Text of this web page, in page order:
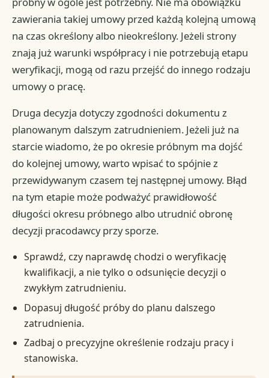
zawierania takiej umowy przed każdą kolejną umową
na czas określony albo nieokreślony. Jeżeli strony
znają już warunki współpracy i nie potrzebują etapu
weryfikacji, mogą od razu przejść do innego rodzaju
umowy o pracę.
Druga decyzja dotyczy zgodności dokumentu z
planowanym dalszym zatrudnieniem. Jeżeli już na
starcie wiadomo, że po okresie próbnym ma dojść
do kolejnej umowy, warto wpisać to spójnie z
przewidywanym czasem tej następnej umowy. Błąd
na tym etapie może podważyć prawidłowość
długości okresu próbnego albo utrudnić obronę
decyzji pracodawcy przy sporze.
Sprawdź, czy naprawdę chodzi o weryfikację
kwalifikacji, a nie tylko o odsunięcie decyzji o
zwykłym zatrudnieniu.
Dopasuj długość próby do planu dalszego
zatrudnienia.
Zadbaj o precyzyjne określenie rodzaju pracy i
stanowiska.